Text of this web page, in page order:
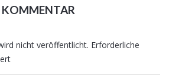
KOMMENTAR
nicht veröffentlicht. Erforderliche